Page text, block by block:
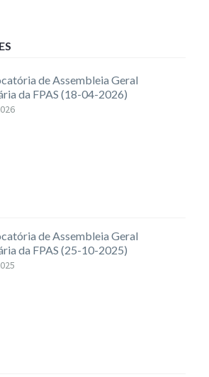
de Assembleia Geral
da FPAS (18-04-2026)
de Assembleia Geral
da FPAS (25-10-2025)